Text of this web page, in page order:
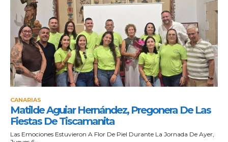
CANARIAS
Matilde Aguiar Hernández, Pregonera De Las
Fiestas De Tiscamanita
Las Emociones Estuvieron A Flor De Piel Durante La Jornada De Ayer,